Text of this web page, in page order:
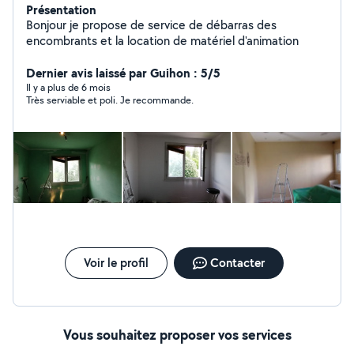
Présentation
Bonjour je propose de service de débarras des
encombrants et la location de matériel d'animation
Dernier avis laissé par Guihon : 5/5
Il y a plus de 6 mois
Très serviable et poli. Je recommande.
Voir le profil Contacter
Vous souhaitez proposer vos services